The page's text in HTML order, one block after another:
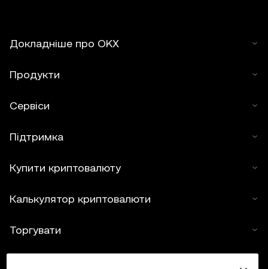
Докладніше про OKX
Продукти
Сервіси
Підтримка
Купити криптовалюту
Калькулятор криптовалюти
Торгувати